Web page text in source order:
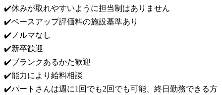
✔️休みが取れやすいように担当制はありません
✔️ベースアップ評価料の施設基準あり
✔️ノルマなし
✔️新卒歓迎
✔️ブランクあるかた歓迎
✔️能力により給料相談
✔️パートさんは週に1回でも2回でも可能、終日勤務できる方